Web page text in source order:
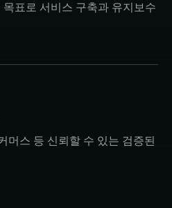
표로 서비스 구축과 유지보수
머스 등 신뢰할 수 있는 검증된